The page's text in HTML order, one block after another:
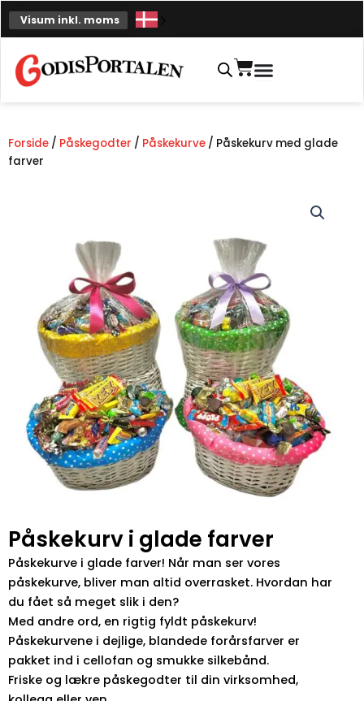
Spring
til
Visum inkl. moms
Indkøbskurv
Forside / Påskegodter / Påskekurve / Påskekurv med glade
farver
Påskekurv i glade farver
Påskekurve i glade farver! Når man ser vores
påskekurve, bliver man altid overrasket. Hvordan har
du fået så meget slik i den?
Med andre ord, en rigtig fyldt påskekurv!
Påskekurvene i dejlige, blandede forårsfarver er
pakket ind i cellofan og smukke silkebånd.
Friske og lækre påskegodter til din virksomhed,